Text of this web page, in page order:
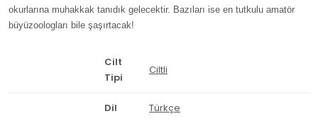
okurlarına muhakkak tanıdık gelecektir. Bazıları ise en tutkulu amatör
büyüzoologları bile şaşırtacak!
Cilt
Tipi
Ciltli
Dil Türkçe